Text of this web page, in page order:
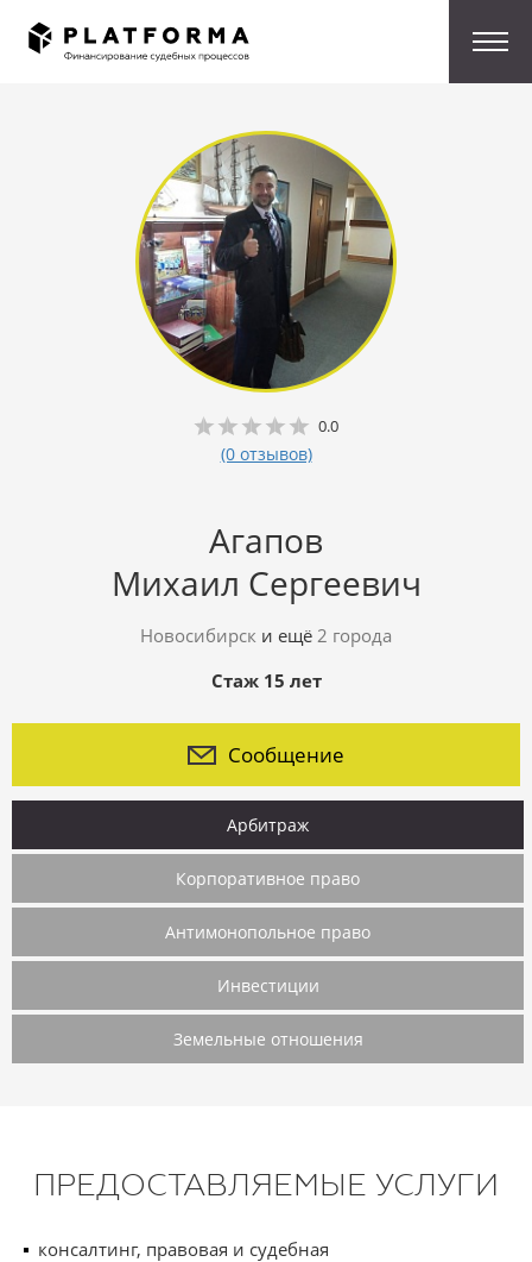
0.0
(0 отзывов)
Агапов
Михаил Сергеевич
Новосибирск и ещё 2 города
Стаж 15 лет
Арбитраж
Корпоративное право
Антимонопольное право
Инвестиции
Земельные отношения
Сообщение
ПРЕДОСТАВЛЯЕМЫЕ УСЛУГИ
консалтинг, правовая и судебная